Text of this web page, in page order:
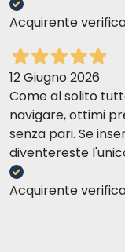
Acquirente
12 Giugno 2026
Come al solito
navigare, ottimi
senza pari. Se
diventereste
Acquirente